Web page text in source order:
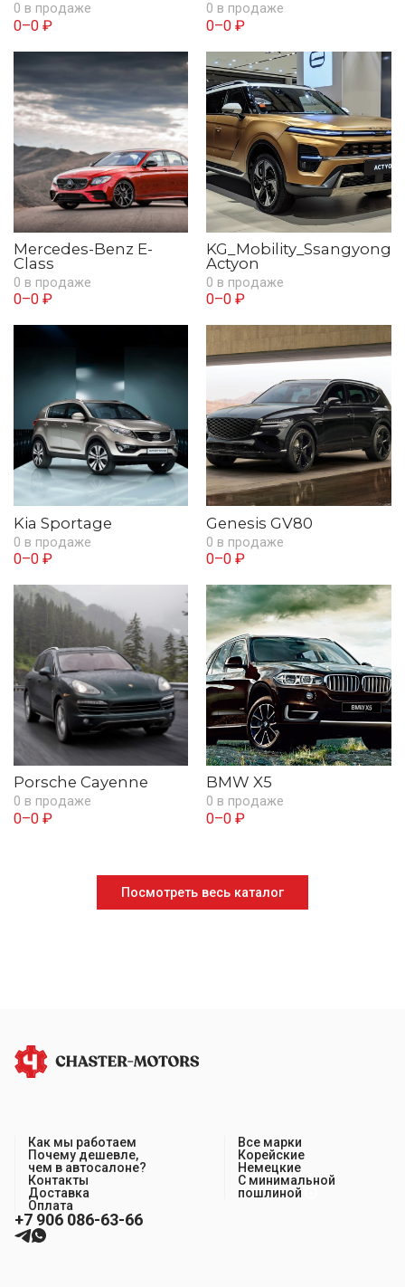
0 в продаже
0–0 ₽
0 в продаже
0–0 ₽
Mercedes-Benz E-
Class
0 в продаже
0–0 ₽
KG_Mobility_Ssangyong
Actyon
0 в продаже
0–0 ₽
Kia Sportage
0 в продаже
0–0 ₽
Genesis GV80
0 в продаже
0–0 ₽
Porsche Cayenne
0 в продаже
0–0 ₽
BMW X5
0 в продаже
0–0 ₽
Посмотреть весь каталог
Как мы работаем
Почему дешевле,
чем в автосалоне?
Контакты
Доставка
Оплата
Все марки
Корейские
Немецкие
С минимальной
пошлиной
+7 906 086-63-66